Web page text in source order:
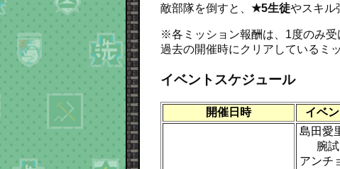
敵部隊を倒すと、 ★5生徒やスキル
※各ミッション報酬は、1度のみ受
過去の開催時にクリアしているミ
イベントスケジュール
開催日時 イベ
島田愛
腕
アンチ